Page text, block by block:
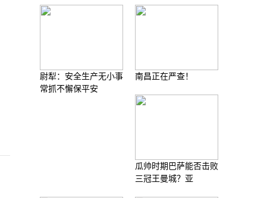
尉犁：安全生产无小事
常抓不懈保平安
南昌正在严查！
瓜帅时期巴萨能否击败
三冠王曼城？亚